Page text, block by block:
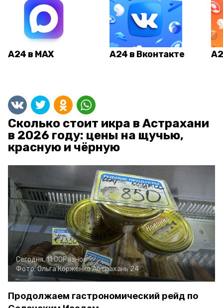
А24 в MAX А24 в Вконтакте
Сколько стоит икра в Астрахани
в 2026 году: цены на щучью,
красную и чёрную
Сегодня, 11:00Разное
Фото:Ольга КорженкоАстрахань 24
Продолжаем гастрономический рейд по